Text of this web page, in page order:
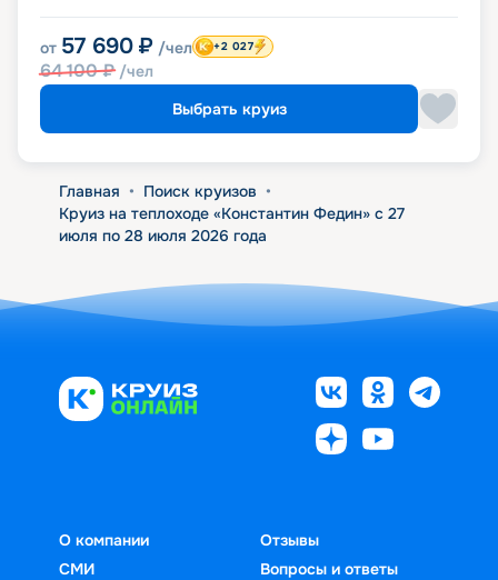
от 57 690 ₽ /чел
64 100₽ /чел
+2 027
Выбрать круиз
Главная • Поиск круизов •
Круиз на теплоходе «Константин Федин» с 27
июля по 28 июля 2026 года
О компании
СМИ
Отзывы
Вопросы и ответы